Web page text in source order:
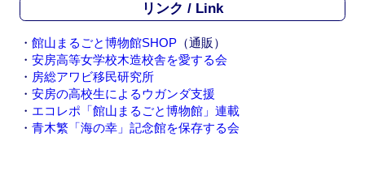
リンク / Link
・ 館山まるごと博物館SHOP （通販）
・ 安房高等女学校木造校舎を愛する会
・ 房総アワビ移民研究所
・ 安房の高校生によるウガンダ支援
・ エコレポ「館山まるごと博物館」連載
・ 青木繁「海の幸」記念館を保存する会